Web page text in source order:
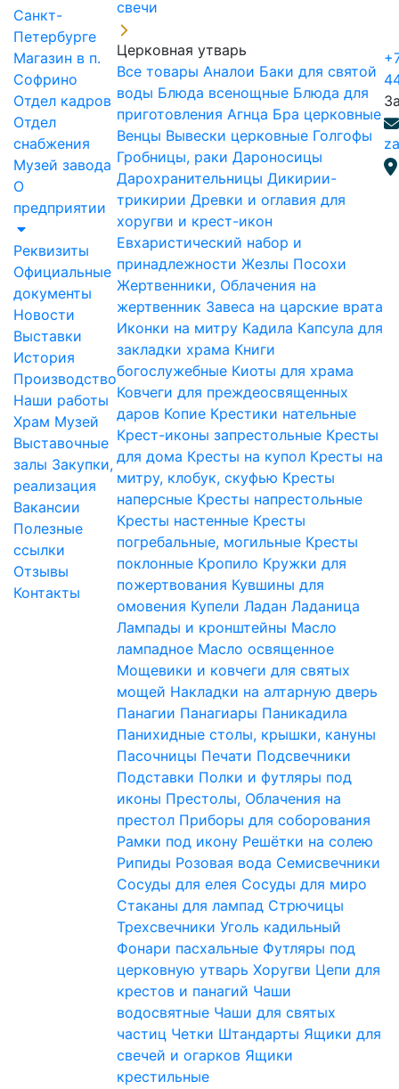
Санкт-
Петербурге
Магазин в п.
Софрино
Отдел кадров
Отдел
снабжения
Музей завода
О
предприятии
Реквизиты
Официальные
документы
Новости
Выставки
История
Производство
Наши работы
Храм Музей
Выставочные
залы Закупки,
реализация
Вакансии
Полезные
ссылки
Отзывы
Контакты
свечи
Церковная утварь
Все товары Аналои Баки для святой
воды Блюда всенощные Блюда для
приготовления Агнца Бра церковные
Венцы Вывески церковные Голгофы
Гробницы, раки Дароносицы
Дарохранительницы Дикирии-
трикирии Древки и оглавия для
хоругви и крест-икон
Евхаристический набор и
принадлежности Жезлы Посохи
Жертвенники, Облачения на
жертвенник Завеса на царские врата
Иконки на митру Кадила Капсула для
закладки храма Книги
богослужебные Киоты для храма
Ковчеги для преждеосвященных
даров Копие Крестики нательные
Крест-иконы запрестольные Кресты
для дома Кресты на купол Кресты на
митру, клобук, скуфью Кресты
наперсные Кресты напрестольные
Кресты настенные Кресты
погребальные, могильные Кресты
поклонные Кропило Кружки для
пожертвования Кувшины для
омовения Купели Ладан Ладаница
Лампады и кронштейны Масло
лампадное Масло освященное
Мощевики и ковчеги для святых
мощей Накладки на алтарную дверь
Панагии Панагиары Паникадила
Панихидные столы, крышки, кануны
Пасочницы Печати Подсвечники
Подставки Полки и футляры под
иконы Престолы, Облачения на
престол Приборы для соборования
Рамки под икону Решётки на солею
Рипиды Розовая вода Семисвечники
Сосуды для елея Сосуды для миро
Стаканы для лампад Стрючицы
Трехсвечники Уголь кадильный
Фонари пасхальные Футляры под
церковную утварь Хоругви Цепи для
крестов и панагий Чаши
водосвятные Чаши для святых
частиц Четки Штандарты Ящики для
свечей и огарков Ящики
крестильные